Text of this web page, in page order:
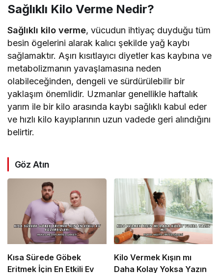
Sağlıklı Kilo Verme Nedir?
Sağlıklı kilo verme, vücudun ihtiyaç duyduğu tüm
besin ögelerini alarak kalıcı şekilde yağ kaybı
sağlamaktır. Aşırı kısıtlayıcı diyetler kas kaybına ve
metabolizmanın yavaşlamasına neden
olabileceğinden, dengeli ve sürdürülebilir bir
yaklaşım önemlidir. Uzmanlar genellikle haftalık
yarım ile bir kilo arasında kaybı sağlıklı kabul eder
ve hızlı kilo kayıplarının uzun vadede geri alındığını
belirtir.
Göz Atın
Kısa Sürede Göbek
Eritmek İçin En Etkili Ev
Kilo Vermek Kışın mı
Daha Kolay Yoksa Yazın